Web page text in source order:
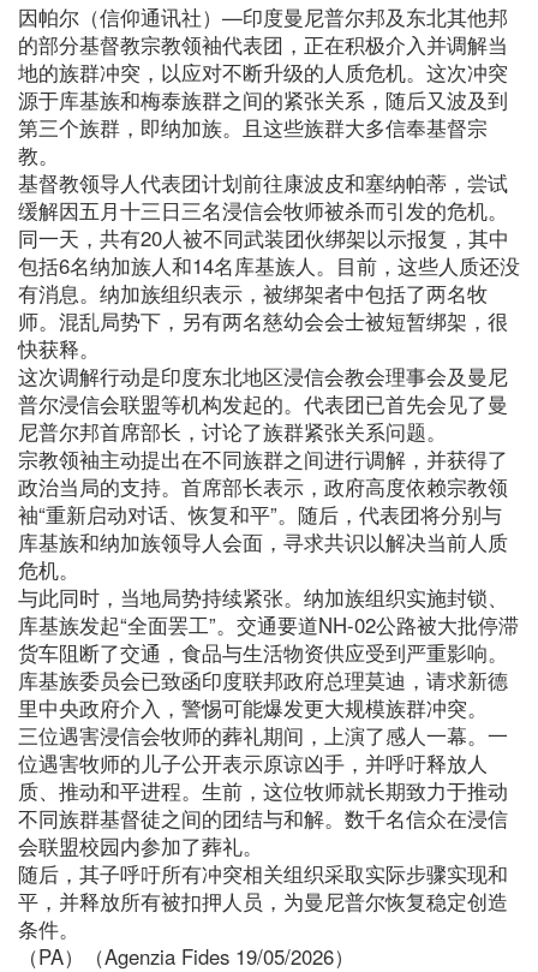
因帕尔（信仰通讯社）—印度曼尼普尔邦及东北其他邦
的部分基督教宗教领袖代表团，正在积极介入并调解当
地的族群冲突，以应对不断升级的人质危机。这次冲突
源于库基族和梅泰族群之间的紧张关系，随后又波及到
第三个族群，即纳加族。且这些族群大多信奉基督宗
教。
基督教领导人代表团计划前往康波皮和塞纳帕蒂，尝试
缓解因五月十三日三名浸信会牧师被杀而引发的危机。
同一天，共有20人被不同武装团伙绑架以示报复，其中
包括6名纳加族人和14名库基族人。目前，这些人质还没
有消息。纳加族组织表示，被绑架者中包括了两名牧
师。混乱局势下，另有两名慈幼会会士被短暂绑架，很
快获释。
这次调解行动是印度东北地区浸信会教会理事会及曼尼
普尔浸信会联盟等机构发起的。代表团已首先会见了曼
尼普尔邦首席部长，讨论了族群紧张关系问题。
宗教领袖主动提出在不同族群之间进行调解，并获得了
政治当局的支持。首席部长表示，政府高度依赖宗教领
袖“重新启动对话、恢复和平”。随后，代表团将分别与
库基族和纳加族领导人会面，寻求共识以解决当前人质
危机。
与此同时，当地局势持续紧张。纳加族组织实施封锁、
库基族发起“全面罢工”。交通要道NH-02公路被大批停滞
货车阻断了交通，食品与生活物资供应受到严重影响。
库基族委员会已致函印度联邦政府总理莫迪，请求新德
里中央政府介入，警惕可能爆发更大规模族群冲突。
三位遇害浸信会牧师的葬礼期间，上演了感人一幕。一
位遇害牧师的儿子公开表示原谅凶手，并呼吁释放人
质、推动和平进程。生前，这位牧师就长期致力于推动
不同族群基督徒之间的团结与和解。数千名信众在浸信
会联盟校园内参加了葬礼。
随后，其子呼吁所有冲突相关组织采取实际步骤实现和
平，并释放所有被扣押人员，为曼尼普尔恢复稳定创造
条件。
（PA）（Agenzia Fides 19/05/2026）